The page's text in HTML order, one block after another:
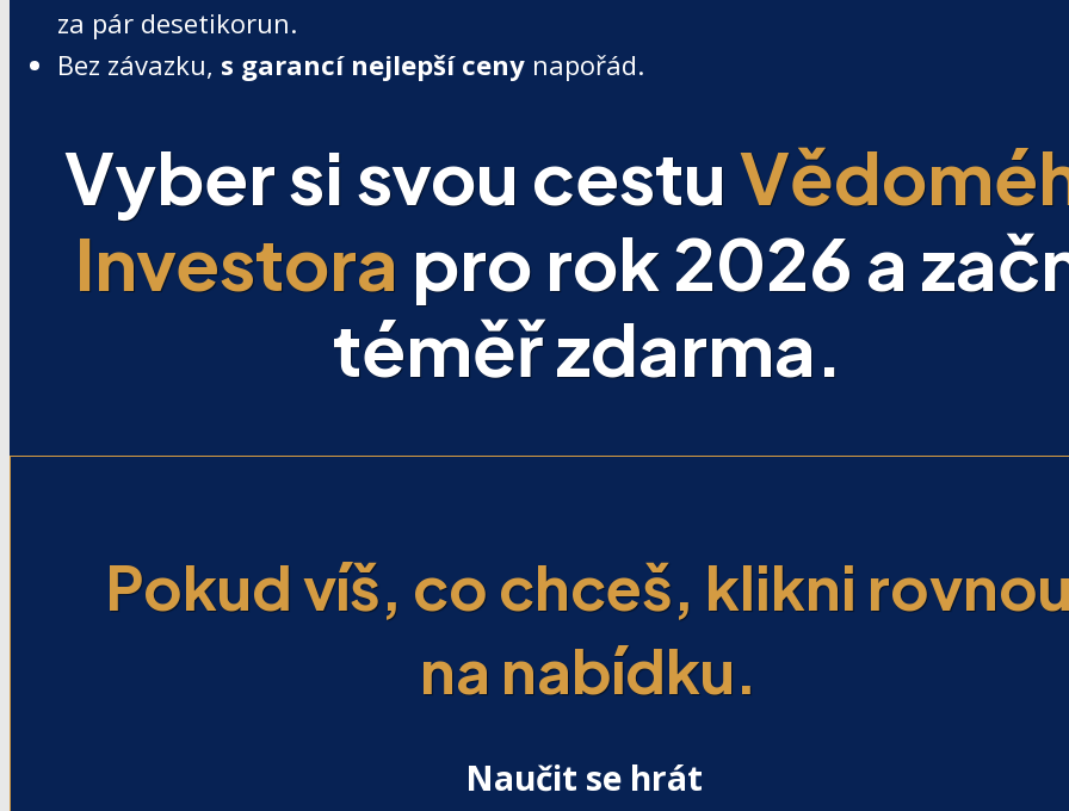
za pár desetikorun.
Bez závazku, s garancí nejlepší ceny napořád.
Vyber si svou cestu
Investora pro rok 2026 a
téměř zdarma.
Pokud víš, co chceš, klikni
na nabídku.
Naučit se hrát